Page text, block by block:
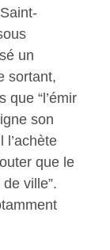
un
sortant,
que “l’émir
son
l’achète
que le
ville”.